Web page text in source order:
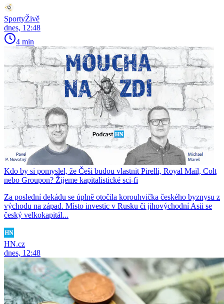
SportyŽivě
dnes, 12:48
4 min
Kdo by si pomyslel, že Češi budou vlastnit Pirelli, Royal Mail, Colt
nebo Groupon? Žijeme kapitalistické sci-fi
Za poslední dekádu se úplně otočila korouhvička českého byznysu z
východu na západ. Místo investic v Rusku či jihovýchodní Asii se
český velkokapitál...
HN.cz
dnes, 12:48